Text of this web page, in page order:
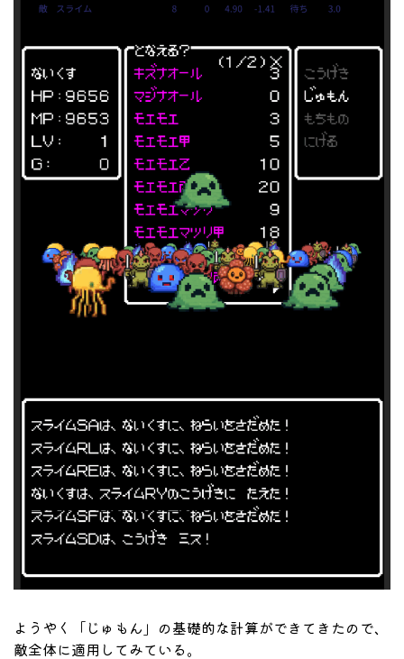
ようやく「じゅもん」の基礎的な計算ができてきたので、
敵全体に適用してみている。